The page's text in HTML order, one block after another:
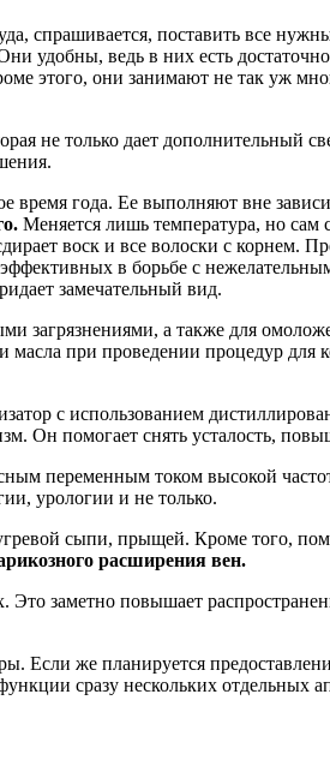
спрашивается, поставить все
удобны, ведь в них есть
этого, они занимают не так уж
не только дает дополнительный
время года. Ее выполняют вне
Меняется лишь температура, но сам
воск и все волоски с корнем.
в борьбе с
замечательный вид.
загрязнениями, а также для
при проведении процедур
с использованием
Он помогает снять усталость,
переменным током высокой
урологии и не только.
сыпи, прыщей. Кроме того,
расширения вен.
заметно повышает
Если же планируется
сразу нескольких отдельных